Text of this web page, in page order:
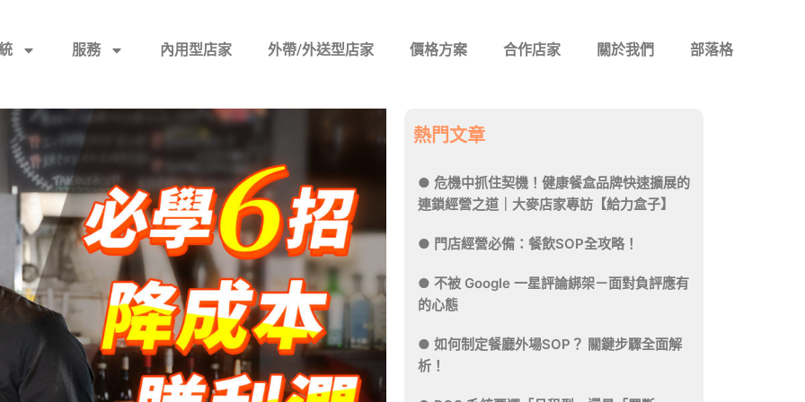
服務 內用型店家 外帶/外送型店家 價格方案 合作店家 關於我們 部落格
熱門文章
危機中抓住契機！健康餐盒品牌快速擴展的
連鎖經營之道｜大麥店家專訪【給力盒子】
門店經營必備：餐飲SOP全攻略！
不被 Google 一星評論綁架－面對負評應有
的心態
如何制定餐廳外場SOP？ 關鍵步驟全面解
析！